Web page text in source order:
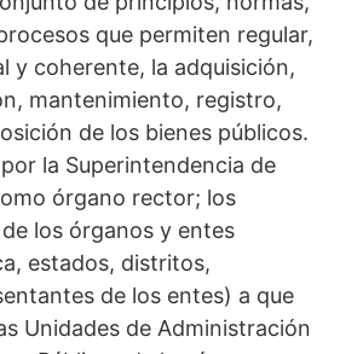
que permiten regular,
y coherente, la adquisición,
mantenimiento, registro,
de los bienes públicos.
la Superintendencia de
órgano rector; los
los órganos y entes
estados, distritos,
de los entes) a que
Unidades de Administración